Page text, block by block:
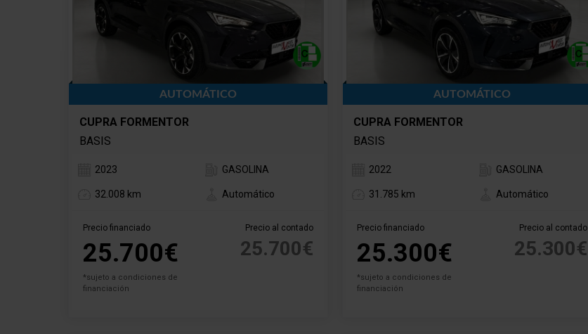
AUTOMÁTICO
CUPRA FORMENTOR
BASIS
2023 GASOLINA
32.008 km Automático
Precio financiado
25.700€
*sujeto a condiciones de
financiación
Precio al contado
25.700€
AUTOMÁTICO
CUPRA FORMENTOR
BASIS
2022 GASOLINA
31.785 km Automático
Precio financiado
25.300€
*sujeto a condiciones de
financiación
Precio al contado
25.300€